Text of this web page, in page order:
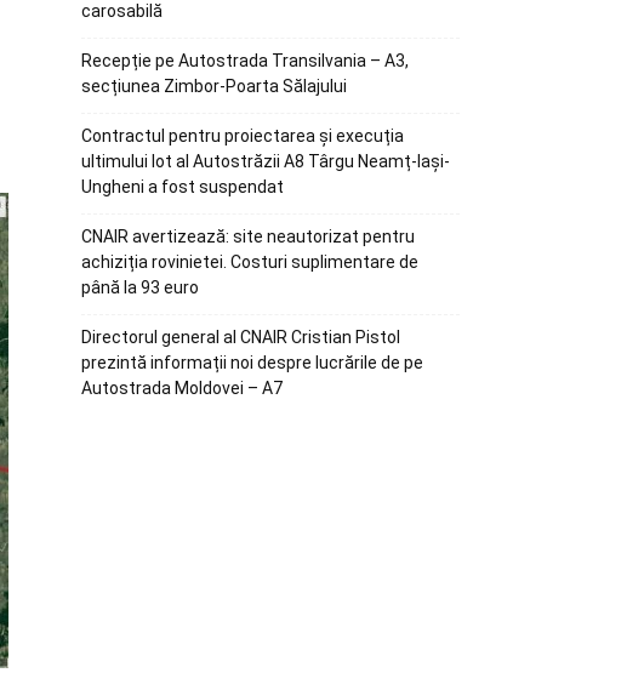
carosabilă
Recepție pe Autostrada Transilvania – A3,
secțiunea Zimbor-Poarta Sălajului
Contractul pentru proiectarea și execuția
ultimului lot al Autostrăzii A8 Târgu Neamț-Iași-
Ungheni a fost suspendat
CNAIR avertizează: site neautorizat pentru
achiziția rovinietei. Costuri suplimentare de
până la 93 euro
Directorul general al CNAIR Cristian Pistol
prezintă informații noi despre lucrările de pe
Autostrada Moldovei – A7